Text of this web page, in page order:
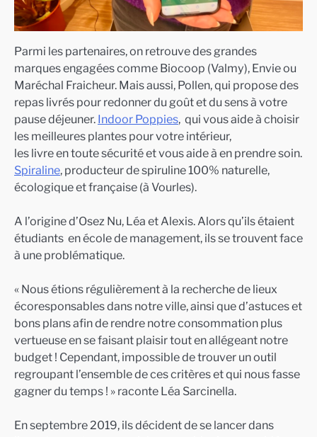
Parmi les partenaires, on retrouve des grandes
marques engagées comme Biocoop (Valmy), Envie ou
Maréchal Fraicheur. Mais aussi, Pollen, qui propose des
repas livrés pour redonner du goût et du sens à votre
pause déjeuner. Indoor Poppies, qui vous aide à choisir
les meilleures plantes pour votre intérieur,
les livre en toute sécurité et vous aide à en prendre soin.
Spiraline, producteur de spiruline 100% naturelle,
écologique et française (à Vourles).
A l’origine d’Osez Nu, Léa et Alexis. Alors qu’ils étaient
étudiants en école de management, ils se trouvent face
à une problématique.
« Nous étions régulièrement à la recherche de lieux
écoresponsables dans notre ville, ainsi que d’astuces et
bons plans afin de rendre notre consommation plus
vertueuse en se faisant plaisir tout en allégeant notre
budget ! Cependant, impossible de trouver un outil
regroupant l’ensemble de ces critères et qui nous fasse
gagner du temps ! » raconte Léa Sarcinella.
En septembre 2019, ils décident de se lancer dans